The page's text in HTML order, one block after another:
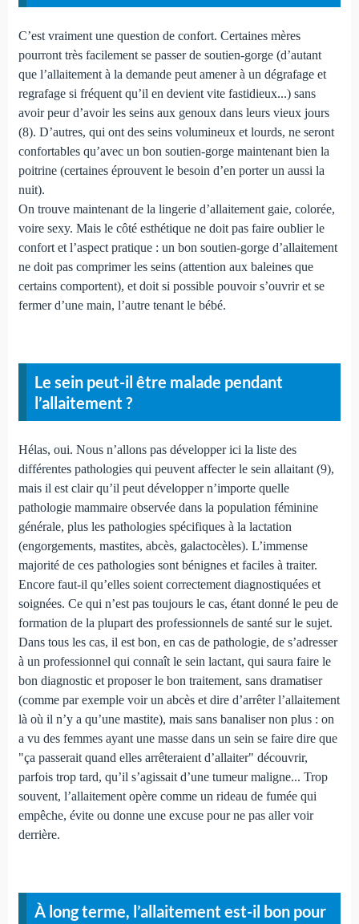
C’est vraiment une question de confort. Certaines mères
pourront très facilement se passer de soutien-gorge (d’autant
que l’allaitement à la demande peut amener à un dégrafage et
regrafage si fréquent qu’il en devient vite fastidieux...) sans
avoir peur d’avoir les seins aux genoux dans leurs vieux jours
(8). D’autres, qui ont des seins volumineux et lourds, ne seront
confortables qu’avec un bon soutien-gorge maintenant bien la
poitrine (certaines éprouvent le besoin d’en porter un aussi la
nuit).
On trouve maintenant de la lingerie d’allaitement gaie, colorée,
voire sexy. Mais le côté esthétique ne doit pas faire oublier le
confort et l’aspect pratique : un bon soutien-gorge d’allaitement
ne doit pas comprimer les seins (attention aux baleines que
certains comportent), et doit si possible pouvoir s’ouvrir et se
fermer d’une main, l’autre tenant le bébé.
Le sein peut-il être malade pendant
l’allaitement ?
Hélas, oui. Nous n’allons pas développer ici la liste des
différentes pathologies qui peuvent affecter le sein allaitant (9),
mais il est clair qu’il peut développer n’importe quelle
pathologie mammaire observée dans la population féminine
générale, plus les pathologies spécifiques à la lactation
(engorgements, mastites, abcès, galactocèles). L’immense
majorité de ces pathologies sont bénignes et faciles à traiter.
Encore faut-il qu’elles soient correctement diagnostiquées et
soignées. Ce qui n’est pas toujours le cas, étant donné le peu de
formation de la plupart des professionnels de santé sur le sujet.
Dans tous les cas, il est bon, en cas de pathologie, de s’adresser
à un professionnel qui connaît le sein lactant, qui saura faire le
bon diagnostic et proposer le bon traitement, sans dramatiser
(comme par exemple voir un abcès et dire d’arrêter l’allaitement
là où il n’y a qu’une mastite), mais sans banaliser non plus : on
a vu des femmes ayant une masse dans un sein se faire dire que
"ça passerait quand elles arrêteraient d’allaiter" découvrir,
parfois trop tard, qu’il s’agissait d’une tumeur maligne... Trop
souvent, l’allaitement opère comme un rideau de fumée qui
empêche, évite ou donne une excuse pour ne pas aller voir
derrière.
À long terme, l’allaitement est-il bon pour